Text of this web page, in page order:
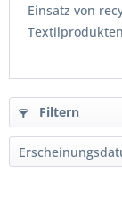
Einsatz von
Filtern